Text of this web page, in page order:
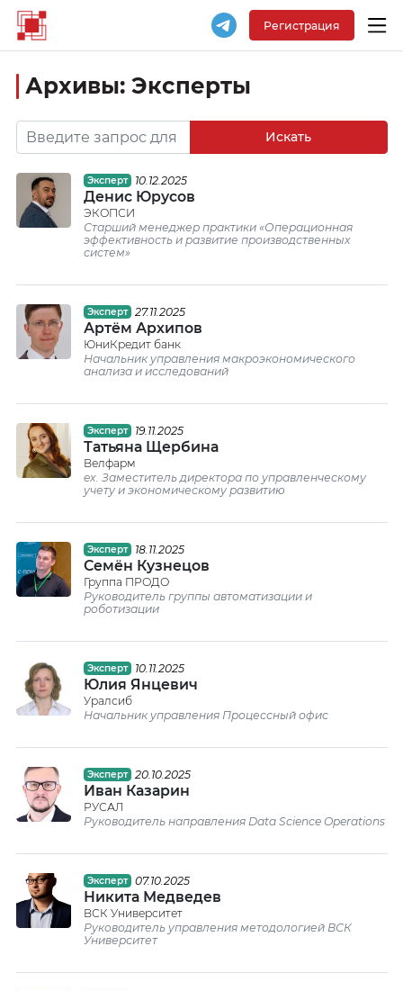
Регистрация
Архивы: Эксперты
Искать
Эксперт 10.12.2025
Денис Юрусов
ЭКОПСИ
Старший менеджер практики «Операционная
эффективность и развитие производственных
систем»
Эксперт 27.11.2025
Артём Архипов
ЮниКредит банк
Начальник управления макроэкономического
анализа и исследований
Эксперт 19.11.2025
Татьяна Щербина
Велфарм
ex. Заместитель директора по управленческому
учету и экономическому развитию
Эксперт 18.11.2025
Семён Кузнецов
Группа ПРОДО
Руководитель группы автоматизации и
роботизации
Эксперт 10.11.2025
Юлия Янцевич
Уралсиб
Начальник управления Процессный офис
Эксперт 20.10.2025
Иван Казарин
РУСАЛ
Руководитель направления Data Science Operations
Эксперт 07.10.2025
Никита Медведев
ВСК Университет
Руководитель управления методологией ВСК
Университет